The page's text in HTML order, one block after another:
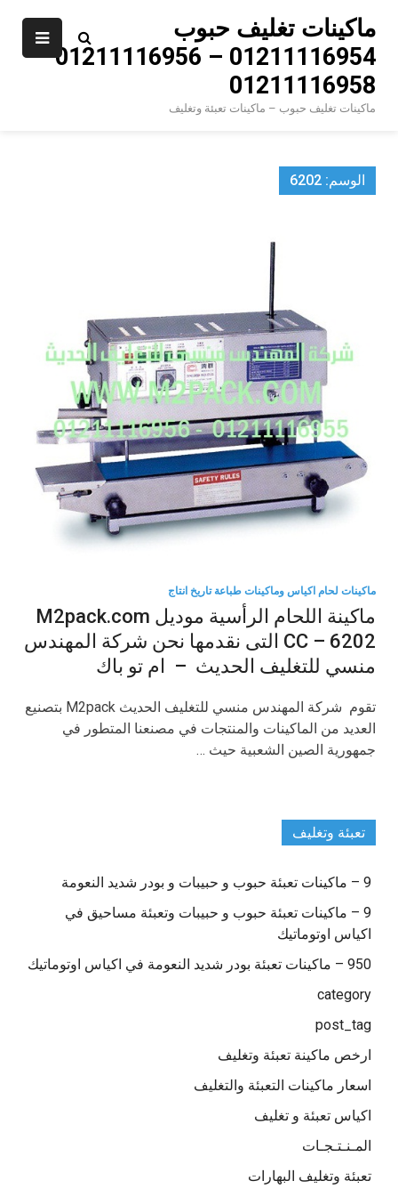
content
ماكينات تغليف حبوب
01211116954 – 01211116956 –
01211116958
ماكينات تغليف حبوب – ماكينات تعبئة وتغليف
الوسم: 6202
ماكينات لحام اكياس وماكينات طباعة تاريخ انتاج
ماكينة اللحام الرأسية موديل M2pack.com
CC – 6202 التى نقدمها نحن شركة المهندس
منسي للتغليف الحديث – ام تو باك
تقوم شركة المهندس منسي للتغليف الحديث M2pack بتصنيع
العديد من الماكينات والمنتجات في مصنعنا المتطور في
جمهورية الصين الشعبية حيث …
تعبئة وتغليف
9 – ماكينات تعبئة حبوب و حبيبات و بودر شديد النعومة
9 – ماكينات تعبئة حبوب و حبيبات وتعبئة مساحيق في
اكياس اوتوماتيك
950 – ماكينات تعبئة بودر شديد النعومة في اكياس اوتوماتيك
category
post_tag
ارخص ماكينة تعبئة وتغليف
اسعار ماكينات التعبئة والتغليف
اكياس تعبئة و تغليف
المـنـتـجـات
تعبئة وتغليف البهارات